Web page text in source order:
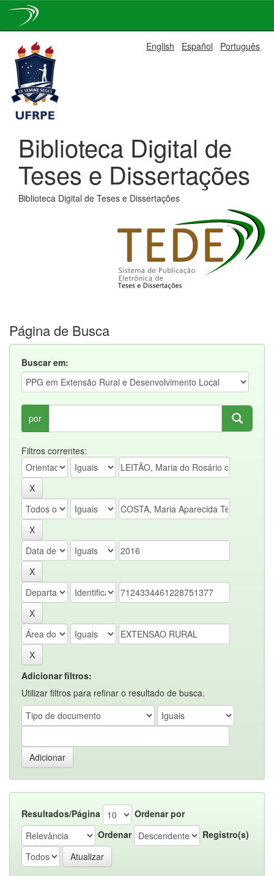
navigation
English Español Português
Biblioteca Digital de
Teses e Dissertações
Biblioteca Digital de Teses e Dissertações
Página de Busca
Buscar em:
por
Filtros correntes:
Adicionar filtros:
Utilizar filtros para refinar o resultado de busca.
Resultados/Página
Ordenar por
Ordenar
Registro(s)